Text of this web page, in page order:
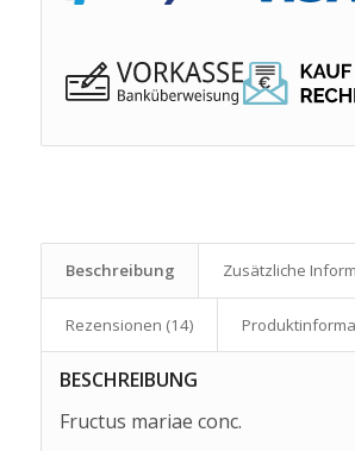
Beschreibung Zusätzliche
Rezensionen (14)
BESCHREIBUNG
Fructus mariae conc.